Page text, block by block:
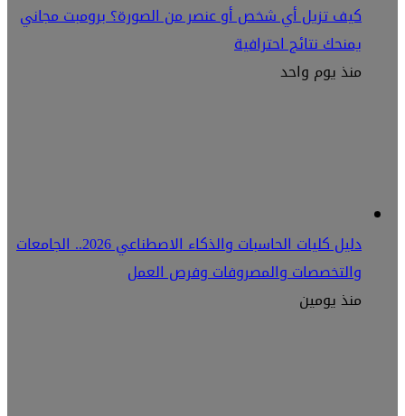
كيف تزيل أي شخص أو عنصر من الصورة؟ برومبت مجاني
يمنحك نتائج احترافية
منذ يوم واحد
دليل كليات الحاسبات والذكاء الاصطناعي 2026.. الجامعات
والتخصصات والمصروفات وفرص العمل
منذ يومين